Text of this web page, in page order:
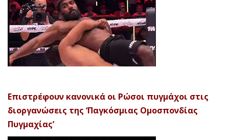
Επιστρέφουν κανονικά οι Ρώσοι πυγμάχοι στις
διοργανώσεις της ‘Παγκόσμιας Ομοσπονδίας
Πυγμαχίας’